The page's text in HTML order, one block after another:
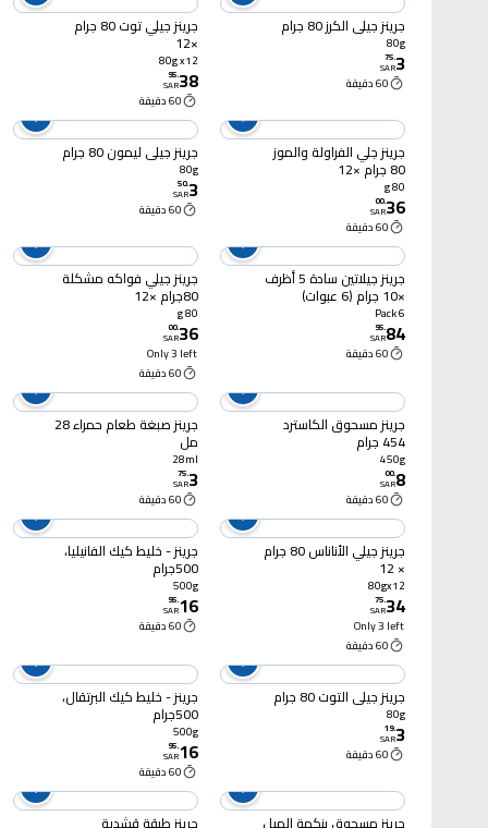
جرينز جيلي الكرز 80 جرام
80g
3
.
75
SAR
60 دقيقة
جرينز جيلي توت 80 جرام
×12
80g x12
38
.
95
SAR
60 دقيقة
جرينز جلي الفراولة والموز
80 جرام ×12
80 g
36
.
00
SAR
60 دقيقة
جرينز جيلي ليمون 80 جرام
80g
3
.
50
SAR
60 دقيقة
جرينز جيلاتين سادة 5 أظرف
×10 جرام (6 عبوات)
6 Pack
84
.
95
SAR
60 دقيقة
جرينز جيلي فواكه مشكلة
80جرام ×12
80 g
36
.
00
SAR
Only 3 left
60 دقيقة
جرينز مسحوق الكاسترد
454 جرام
450g
8
.
00
SAR
60 دقيقة
جرينز صبغة طعام حمراء 28
مل
28ml
3
.
75
SAR
60 دقيقة
جرينز جيلي الأناناس 80 جرام
× 12
80gx12
34
.
75
SAR
Only 3 left
60 دقيقة
جرينز - خليط كيك الفانيليا،
500جرام
500g
16
.
95
SAR
60 دقيقة
جرينز جيلي التوت 80 جرام
80g
3
.
19
SAR
60 دقيقة
جرينز - خليط كيك البرتقال،
500جرام
500g
16
.
95
SAR
60 دقيقة